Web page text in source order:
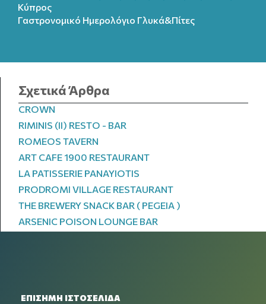
Κύπρος
Γαστρονομικό Ημερολόγιo Γλυκά&Πίτες
Σχετικά Άρθρα
CROWN
RIMINIS (ΙΙ) RESTO - BAR
ROMEOS TAVERN
ART CAFE 1900 RESTAURANT
LA PATISSERIE PANAYIOTIS
PRODROMI VILLAGE RESTAURANT
THE BREWERY SNACK BAR ( PEGEIA )
ARSENIC POISON LOUNGE BAR
ΕΠΙΣΗΜΗ ΙΣΤΟΣΕΛΙΔΑ